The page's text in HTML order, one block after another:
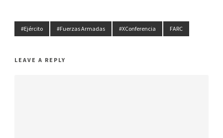
#Ejército #Fuerzas Armadas #XConferencia FARC
LEAVE A REPLY